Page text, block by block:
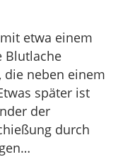
etwa einem
Blutlache
neben einem
später ist
der
durch